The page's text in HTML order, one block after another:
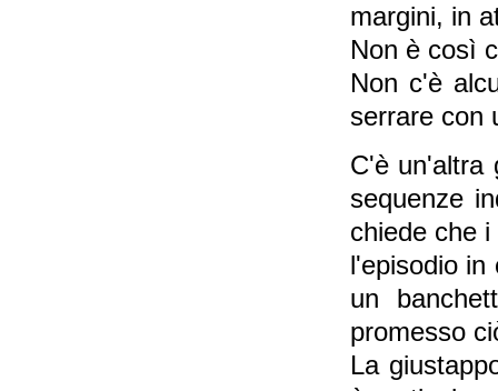
margini, in
Non è così
Non c'è
serrare con
C'è un'altra
sequenze
chiede che
l'episodio
un
promesso
La